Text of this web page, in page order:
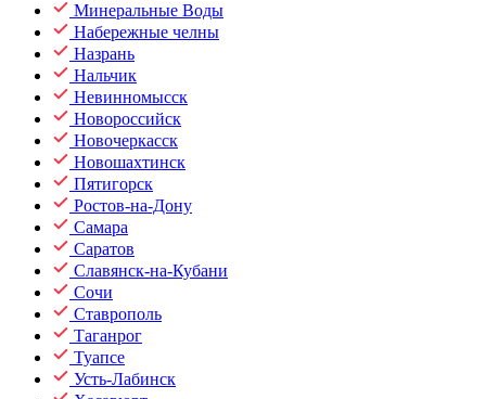
Минеральные Воды
Набережные челны
Назрань
Нальчик
Невинномысск
Новороссийск
Новочеркасск
Новошахтинск
Пятигорск
Ростов-на-Дону
Самара
Саратов
Славянск-на-Кубани
Сочи
Ставрополь
Таганрог
Туапсе
Усть-Лабинск